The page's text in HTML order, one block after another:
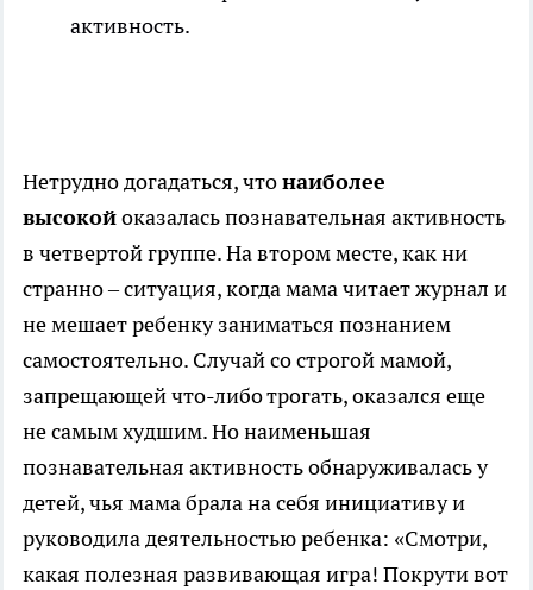
активность.
Нетрудно догадаться, чтонаиболее
высокойоказалась познавательная активность
в четвертой группе. На втором месте, как ни
странно – ситуация, когда мама читает журнал и
не мешает ребенку заниматься познанием
самостоятельно. Случай со строгой мамой,
запрещающей что-либо трогать, оказался еще
не самым худшим. Но наименьшая
познавательная активность обнаруживалась у
детей, чья мама брала на себя инициативу и
руководила деятельностью ребенка: «Смотри,
какая полезная развивающая игра! Покрути вот